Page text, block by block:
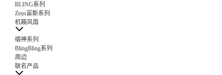
BLING系列
Zeus宙斯系列
机箱风扇
缀神系列
BlingBling系列
周边
联名产品